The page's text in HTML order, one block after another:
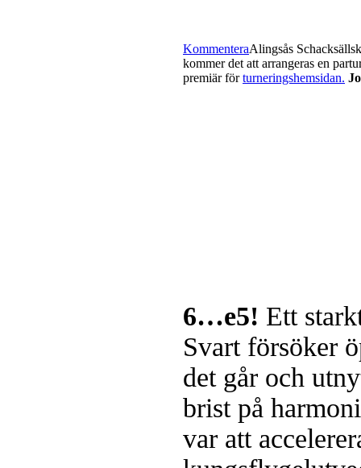
KommenteraAlingsås
kommer det att arrangeras en
premiär förturneringshemsidan.
6…e5! Ett
Svart försöker
det går och
brist på
var att